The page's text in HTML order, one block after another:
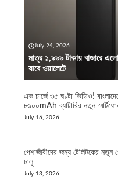
July 24, 2026
মাত্র ১,৯৯৯ টাকায় বাজারে
যাবে ওয়ালেটে
এক চার্জে ৩৫ ঘণ্টা ভিডিও!
৮১০০mAh ব্যাটারির নতুন
July 16, 2026
পেশাজীবীদের জন্য টেলিটকের নতুন
চালু
July 13, 2026